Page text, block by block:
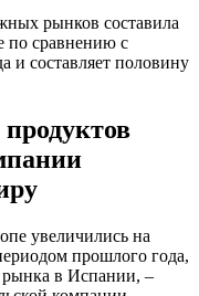
рынков составила
по сравнению с
и составляет половину
увеличились на
прошлого года,
рынка в Испании, –